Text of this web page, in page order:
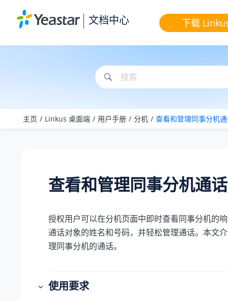
文档中心 下载
主页 Linkus 桌面端 用户手册 分机 查看和管理同事分机
查看和管理同事分机通话
授权用户可以在分机页面中即时查看同事分机的
通话对象的姓名和号码，并轻松管理通话。本文
理同事分机的通话。
使用要求